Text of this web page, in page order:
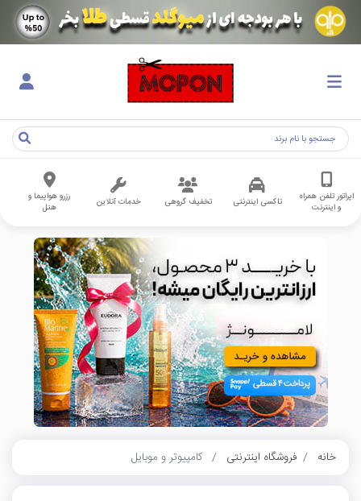
اپراتور تلفن همراه
و اینترنت
تاکسی اینترنتی تخفیف گروهی خدمات آنلاین
رزرو هواپیما و
هتل
خانه فروشگاه اینترنتی کامپیوتر و موبایل